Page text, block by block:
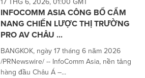
INFOCOMM ASIA CÔNG BỐ CẨM
NANG CHIẾN LƯỢC THỊ TRƯỜNG
PRO AV CHÂU ...
BANGKOK, ngày 17 tháng 6 năm 2026
/PRNewswire/ -- InfoComm Asia, nền tảng
hàng đầu Châu Á –...